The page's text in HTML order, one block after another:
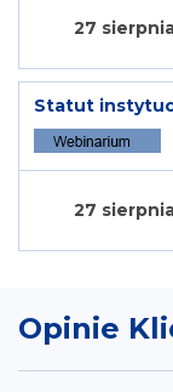
27
Statut
27
Opinie